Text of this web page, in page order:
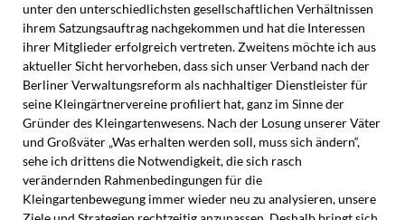
unter den unterschiedlichsten gesellschaftlichen Verhältnissen
ihrem Satzungsauftrag nachgekommen und hat die Interessen
ihrer Mitglieder erfolgreich vertreten. Zweitens möchte ich aus
aktueller Sicht hervorheben, dass sich unser Verband nach der
Berliner Verwaltungsreform als nachhaltiger Dienstleister für
seine Kleingärtnervereine profiliert hat, ganz im Sinne der
Gründer des Kleingartenwesens. Nach der Losung unserer Väter
und Großväter „Was erhalten werden soll, muss sich ändern“,
sehe ich drittens die Notwendigkeit, die sich rasch
verändernden Rahmenbedingungen für die
Kleingartenbewegung immer wieder neu zu analysieren, unsere